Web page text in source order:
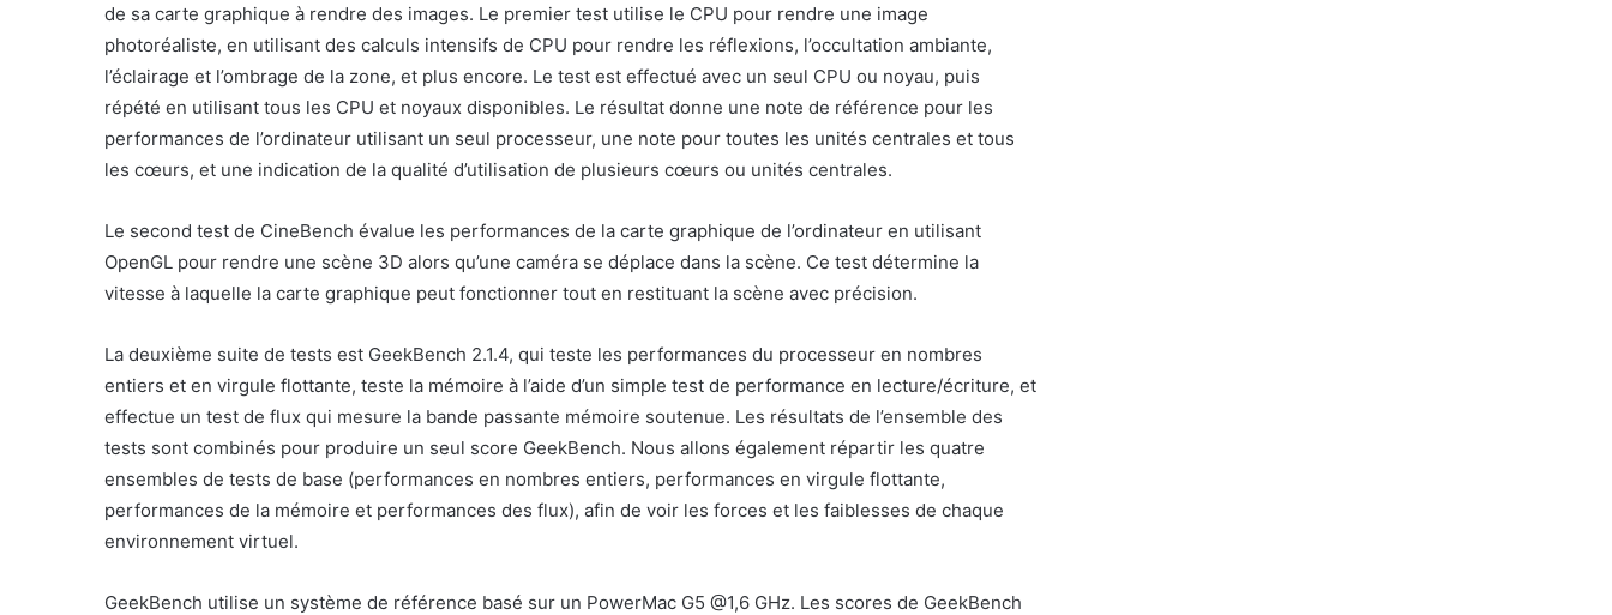
de sa carte graphique à rendre des images. Le premier test utilise le CPU pour rendre une image
photoréaliste, en utilisant des calculs intensifs de CPU pour rendre les réflexions, l’occultation ambiante,
l’éclairage et l’ombrage de la zone, et plus encore. Le test est effectué avec un seul CPU ou noyau, puis
répété en utilisant tous les CPU et noyaux disponibles. Le résultat donne une note de référence pour les
performances de l’ordinateur utilisant un seul processeur, une note pour toutes les unités centrales et tous
les cœurs, et une indication de la qualité d’utilisation de plusieurs cœurs ou unités centrales.
Le second test de CineBench évalue les performances de la carte graphique de l’ordinateur en utilisant
OpenGL pour rendre une scène 3D alors qu’une caméra se déplace dans la scène. Ce test détermine la
vitesse à laquelle la carte graphique peut fonctionner tout en restituant la scène avec précision.
La deuxième suite de tests est GeekBench 2.1.4, qui teste les performances du processeur en nombres
entiers et en virgule flottante, teste la mémoire à l’aide d’un simple test de performance en lecture/écriture, et
effectue un test de flux qui mesure la bande passante mémoire soutenue. Les résultats de l’ensemble des
tests sont combinés pour produire un seul score GeekBench. Nous allons également répartir les quatre
ensembles de tests de base (performances en nombres entiers, performances en virgule flottante,
performances de la mémoire et performances des flux), afin de voir les forces et les faiblesses de chaque
environnement virtuel.
GeekBench utilise un système de référence basé sur un PowerMac G5 @1,6 GHz. Les scores de GeekBench